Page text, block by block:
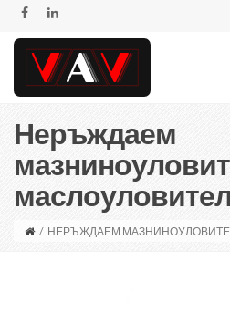
Неръждаем
/ НЕРЪЖДАЕМ